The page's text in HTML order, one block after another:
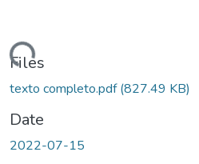
Files
texto completo.pdf(827.49 KB)
Date
2022-07-15